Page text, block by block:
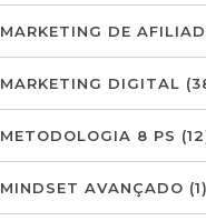
MARKETING DE
MARKETING DIGITAL
METODOLOGIA 8 PS
MINDSET AVANÇADO (1)